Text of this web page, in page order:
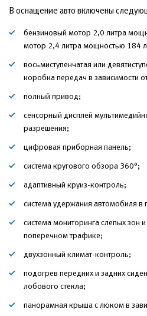
В оснащение авто включены
бензиновый мотор 2,0 литра
мотор 2,4 литра мощностью 184
восьмиступенчатая или
коробка передач в зависимости
полный привод;
сенсорный дисплей
разрешения;
цифровая приборная панель;
система кругового обзора 360°;
адаптивный круиз-контроль;
система удержания автомобиля в
система мониторинга слепых зон
поперечном трафике;
двухзонный климат-контроль;
подогрев передних и задних
лобового стекла;
панорамная крыша с люком в